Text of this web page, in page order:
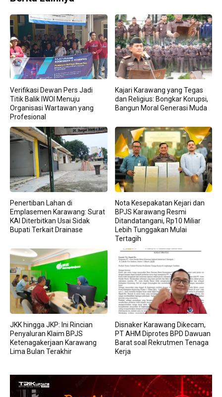
Verifikasi Dewan Pers Jadi
Titik Balik IWOI Menuju
Organisasi Wartawan yang
Profesional
Kajari Karawang yang Tegas
dan Religius: Bongkar Korupsi,
Bangun Moral Generasi Muda
Penertiban Lahan di
Emplasemen Karawang: Surat
KAI Diterbitkan Usai Sidak
Bupati Terkait Drainase
Nota Kesepakatan Kejari dan
BPJS Karawang Resmi
Ditandatangani, Rp10 Miliar
Lebih Tunggakan Mulai
Tertagih
JKK hingga JKP: Ini Rincian
Penyaluran Klaim BPJS
Ketenagakerjaan Karawang
Lima Bulan Terakhir
Disnaker Karawang Dikecam,
PT AHM Diprotes BPD Dawuan
Barat soal Rekrutmen Tenaga
Kerja